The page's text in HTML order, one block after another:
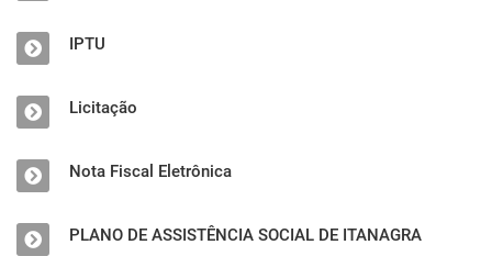
IPTU
Licitação
Nota Fiscal Eletrônica
PLANO DE ASSISTÊNCIA SOCIAL DE ITANAGRA